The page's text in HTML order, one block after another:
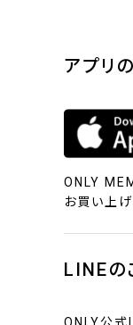
アプリ
ONLY
お買い上
LINEの